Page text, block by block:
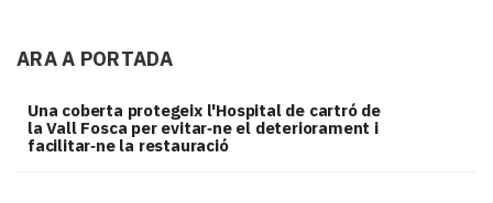
ARA A PORTADA
Una coberta protegeix l'Hospital de cartró de
la Vall Fosca per evitar‑ne el deteriorament i
facilitar‑ne la restauració